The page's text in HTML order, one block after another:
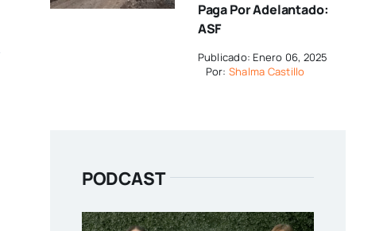
Paga Por Adelantado:
ASF
Publicado: Enero 06, 2025
Por: Shalma Castillo
PODCAST